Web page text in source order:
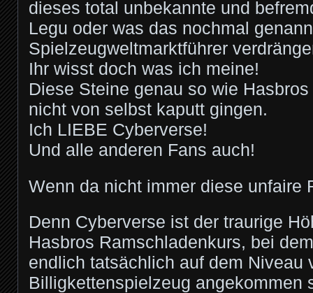
dieses total unbekannte und
Legu oder was das nochmal
Spielzeugweltmarktführer
Ihr wisst doch was ich meine!
Diese Steine genau so wie
nicht von selbst kaputt gingen.
Ich LIEBE Cyberverse!
Und alle anderen Fans auch!
Wenn da nicht immer diese unfaire
Denn Cyberverse ist der traurige
Hasbros Ramschladenkurs, bei
endlich tatsächlich auf dem Niveau
Billigkettenspielzeug angekommen